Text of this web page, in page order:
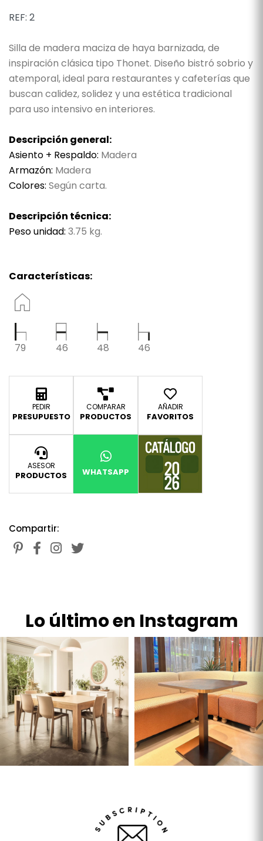
REF: 2
Silla de madera maciza de haya barnizada, de
inspiración clásica tipo Thonet. Diseño bistró sobrio y
atemporal, ideal para restaurantes y cafeterías que
buscan calidez, solidez y una estética tradicional
para uso intensivo en interiores.
Descripción general:
Asiento + Respaldo: Madera
Armazón: Madera
Colores: Según carta.
Descripción técnica:
Peso unidad: 3.75 kg.
Características:
79 46 48 46
PEDIR
PRESUPUESTO
COMPARAR
PRODUCTOS
AÑADIR
FAVORITOS
ASESOR
PRODUCTOS WHATSAPP
Compartir:
Lo último en Instagram